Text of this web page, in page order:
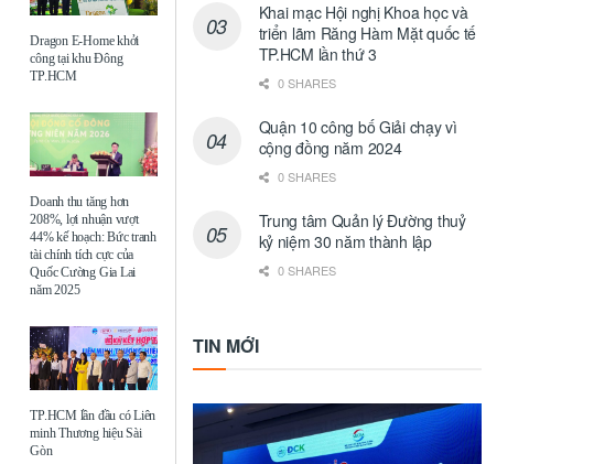
Dragon E-Home khởi
công tại khu Đông
TP.HCM
Doanh thu tăng hơn
208%, lợi nhuận vượt
44% kế hoạch: Bức tranh
tài chính tích cực của
Quốc Cường Gia Lai
năm 2025
TP.HCM lần đầu có Liên
minh Thương hiệu Sài
Gòn
Khai mạc Hội nghị Khoa học và
triển lãm Răng Hàm Mặt quốc tế
TP.HCM lần thứ 3
0 SHARES
Quận 10 công bố Giải chạy vì
cộng đồng năm 2024
0 SHARES
Trung tâm Quản lý Đường thuỷ
kỷ niệm 30 năm thành lập
0 SHARES
TIN MỚI